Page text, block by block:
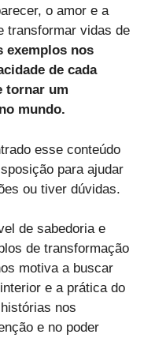
o amor e a
transformar vidas de
exemplos nos
de cada
tornar um
mundo.
esse conteúdo
para ajudar
ou tiver dúvidas.
de sabedoria e
de transformação
motiva a buscar
e a prática do
nos
e no poder